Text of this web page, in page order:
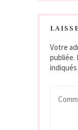
Votre
publiée.